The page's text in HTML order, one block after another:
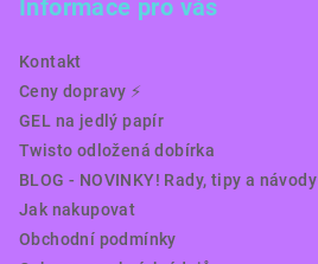
Informace pro vás
Kontakt
Ceny dopravy ⚡️
GEL na jedlý papír
Twisto odložená dobírka
BLOG - NOVINKY! Rady, tipy a návody
Jak nakupovat
Obchodní podmínky